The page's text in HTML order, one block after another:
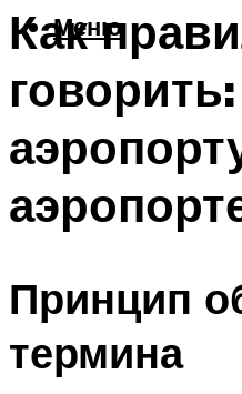
Меню
Как
Принцип
термина